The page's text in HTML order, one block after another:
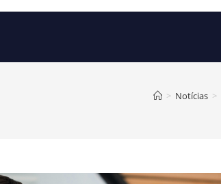
> Notícias >